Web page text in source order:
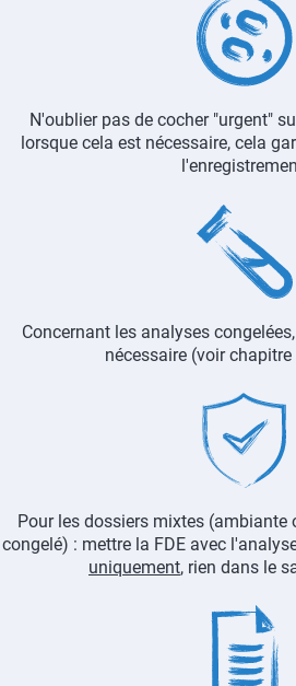
N'oublier pas de cocher "urgent"
lorsque cela est nécessaire, cela
Concernant les analyses
nécessaire (voir
Pour les dossiers mixtes (ambiante
congelé) : mettre la FDE avec
uniquement, rien dans le